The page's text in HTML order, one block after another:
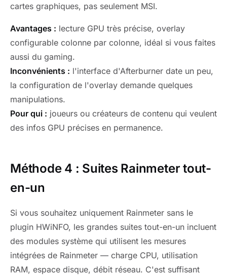
cartes graphiques, pas seulement MSI.
Avantages : lecture GPU très précise, overlay
configurable colonne par colonne, idéal si vous faites
aussi du gaming.
Inconvénients : l'interface d'Afterburner date un peu,
la configuration de l'overlay demande quelques
manipulations.
Pour qui : joueurs ou créateurs de contenu qui veulent
des infos GPU précises en permanence.
Méthode 4 : Suites Rainmeter tout-
en-un
Si vous souhaitez uniquement Rainmeter sans le
plugin HWiNFO, les grandes suites tout-en-un incluent
des modules système qui utilisent les mesures
intégrées de Rainmeter — charge CPU, utilisation
RAM, espace disque, débit réseau. C'est suffisant